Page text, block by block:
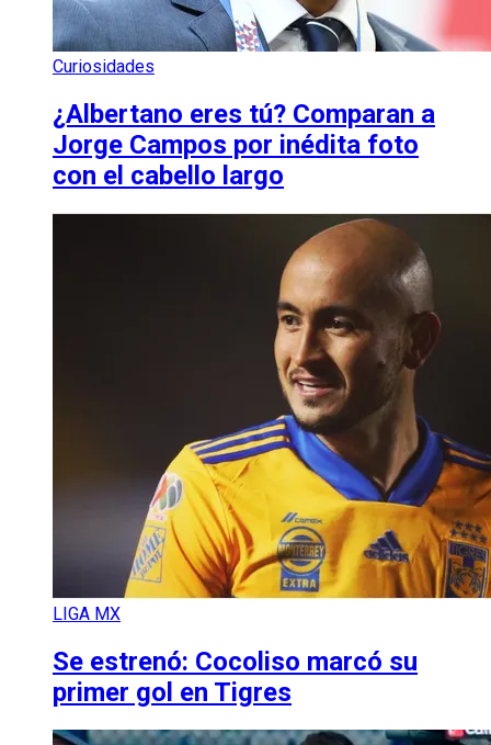
Curiosidades
¿Albertano eres tú? Comparan a
Jorge Campos por inédita foto
con el cabello largo
LIGA MX
Se estrenó: Cocoliso marcó su
primer gol en Tigres